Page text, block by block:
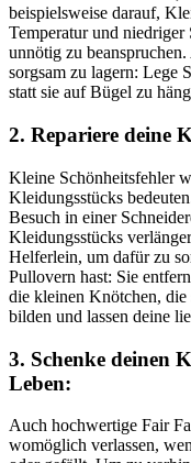
beispielsweise darauf,
Temperatur und niedriger
unnötig zu
sorgsam zu lagern: Lege
statt sie auf Bügel zu
2. Repariere deine
Kleine Schönheitsfehler
Kleidungsstücks
Besuch in einer
Kleidungsstücks
Helferlein, um dafür zu
Pullovern hast: Sie
die kleinen Knötchen, die
bilden und lassen deine
3. Schenke deinen
Leben:
Auch hochwertige Fair
womöglich verlassen,